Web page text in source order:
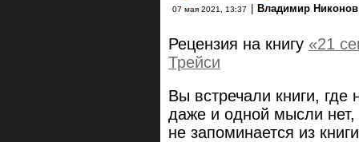
07 мая 2021, 13:37 Владимир Никонов
Рецензия на книгу «21
Трейси
Вы встречали книги,
даже и одной мысли нет,
не запоминается из